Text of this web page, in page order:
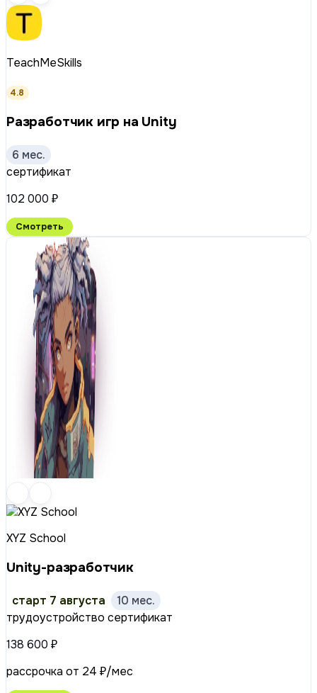
TeachMeSkills
4.8
Разработчик игр на Unity
6 мес.
сертификат
102 000 ₽
Смотреть
XYZ School
Unity-разработчик
старт 7 августа
10 мес.
трудоустройство сертификат
138 600 ₽
рассрочка от 24 ₽/мес